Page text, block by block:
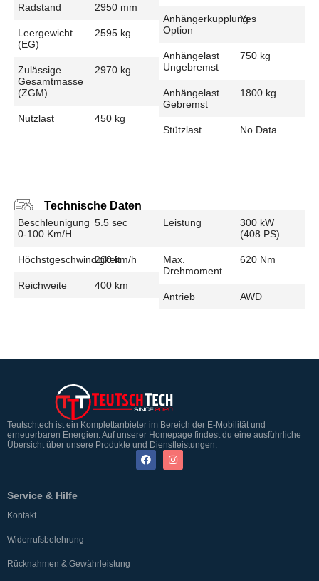
Radstand 2950 mm
Leergewicht
(EG)
2595 kg
Zulässige
Gesamtmasse
(zGM)
2970 kg
Nutzlast 450 kg
Anhängerkupplung
Option
Yes
Anhängelast
Ungebremst
750 kg
Anhängelast
Gebremst
1800 kg
Stützlast No Data
Technische Daten
Beschleunigung
0-100 Km/h
5.5 sec
Höchstgeschwindigkeit
200 km/h
Reichweite 400 km
Leistung
300 kW
(408 PS)
Max.
Drehmoment
620 Nm
Antrieb AWD
Teutschtech ist ein Komplettanbieter im Bereich der E-Mobilität und
erneuerbaren Energien. Auf unserer Homepage findest du eine ausführliche
Übersicht über unsere Produkte und Dienstleistungen.
Service & Hilfe
Kontakt
Widerrufsbelehrung
Rücknahmen & Gewährleistung